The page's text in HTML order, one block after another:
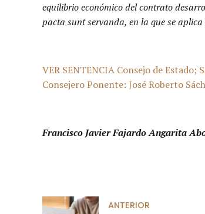
equilibrio económico del contrato
pacta sunt servanda, en la que se
VER SENTENCIA Consejo de
Consejero Ponente: José Roberto
Francisco Javier Fajardo Angarita
ANTERIOR